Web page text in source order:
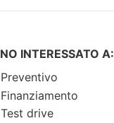
INTERESSATO A:
Preventivo
Finanziamento
Test drive